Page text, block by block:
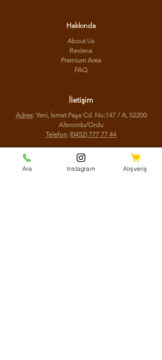
Hakkında
About Us
Reviews
Premium Area
FAQ
İletişim
Adres: Yeni, İsmet Paşa Cd. No:147 / A, 52200
Altınordu/Ordu
Telefon: (0452) 777 77 44
Sosyal Medya
Ara Instagram Alışveriş